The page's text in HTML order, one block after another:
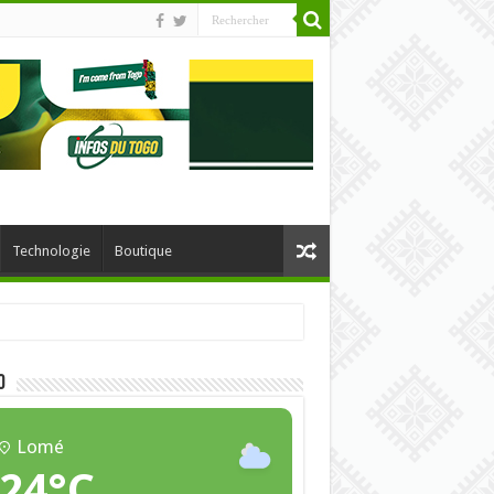
Technologie Boutique
Lomé